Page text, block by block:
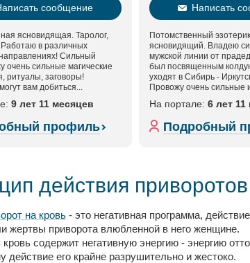
сообщение
ясновидящая. Таролог,
Работаю в различных
Сильный
очень сильные магические
ритуалы, заговоры!
вам добиться...
9 лет 11 месяцев
профиль
Написать
Потомственный
ясновидящий. Владею
мужской линии от
был посвященным
уходят в Сибирь -
Провожу очень сильные
На портале: 6 лет 11
Подробный
действия
на кровь - это негативная программа,
жертвы приворота влюбленной в него женщине.
содержит негативную энергию - энергию
действие его крайне разрушительно и жестоко.